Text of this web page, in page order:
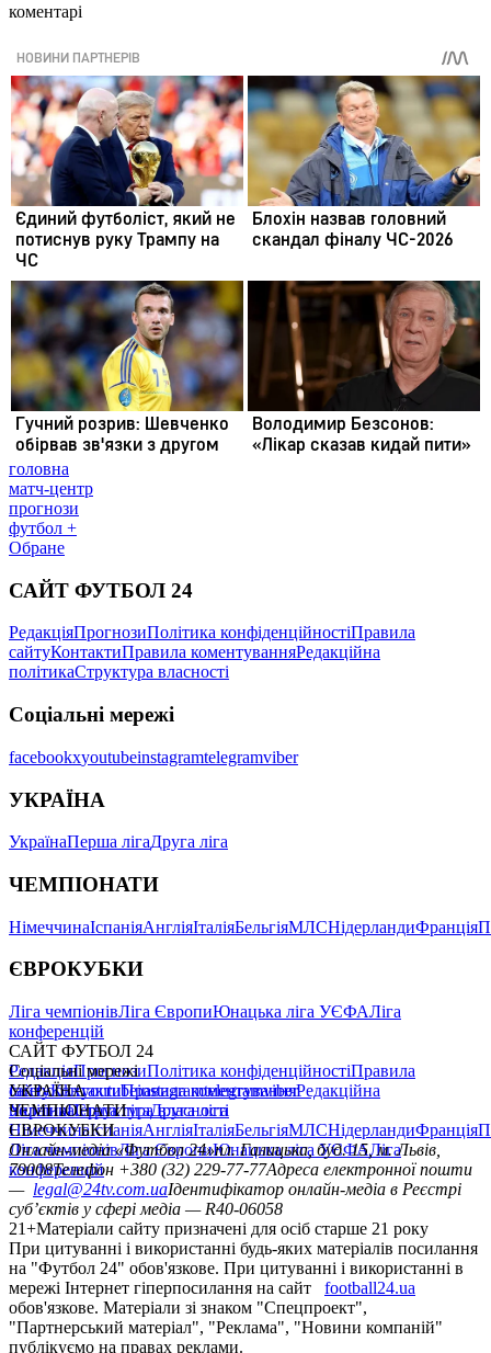
коментарі
головна
матч-центр
прогнози
футбол +
Обране
САЙТ ФУТБОЛ 24
РедакціяПрогнозиПолітика конфіденційностіПравила
сайтуКонтактиПравила коментуванняРедакційна
політикаСтруктура власності
Соціальні мережі
facebookxyoutubeinstagramtelegramviber
УКРАЇНА
УкраїнаПерша лігаДруга ліга
ЧЕМПІОНАТИ
НімеччинаІспаніяАнгліяІталіяБельгіяМЛСНідерландиФранція
ЄВРОКУБКИ
Ліга чемпіонівЛіга ЄвропиЮнацька ліга УЄФАЛіга
конференцій
САЙТ ФУТБОЛ 24
РедакціяПрогнозиПолітика конфіденційностіПравила
сайтуКонтактиПравила коментуванняРедакційна
політикаСтруктура власності
Соціальні мережі
facebookxyoutubeinstagramtelegramviber
УКРАЇНА
УкраїнаПерша лігаДруга ліга
ЧЕМПІОНАТИ
НімеччинаІспаніяАнгліяІталіяБельгіяМЛСНідерландиФранція
ЄВРОКУБКИ
Ліга чемпіонівЛіга ЄвропиЮнацька ліга УЄФАЛіга
конференцій
Онлайн-медіа «Футбол 24»пл. Галицька, буд. 15, м. Львів,
79008Телефон +380 (32) 229-77-77Адреса електронної пошти
— legal@24tv.com.uaІдентифікатор онлайн-медіа в Реєстрі
суб’єктів у сфері медіа — R40-06058
21+Матеріали сайту призначені для осіб старше 21 року
При цитуванні і використанні будь-яких матеріалів посилання
на "Футбол 24" обов'язкове. При цитуванні і використанні в
мережі Інтернет гіперпосилання на сайт
football24.ua
обов'язкове. Матеріали зі знаком "Спецпроект",
"Партнерський матеріал", "Реклама", "Новини компаній"
публікуємо на правах реклами.